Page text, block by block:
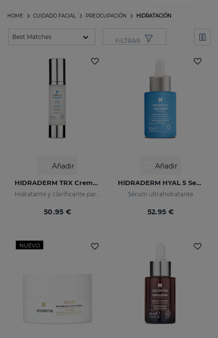
HIDRATACIÓN
PREOCUPACIÓN
CUIDADO FACIAL
HOME
FILTRAR
Añadir
HIDRADERM TRX Crema Gel
Hidratante y clarificante para pieles mixtas
50.95 €
Añadir
HIDRADERM HYAL 5 Serum
Sérum ultrahidratante
52.95 €
NUEVO